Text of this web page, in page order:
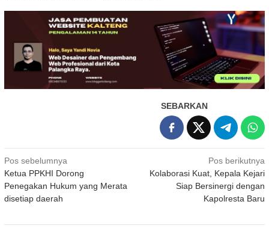
SEBARKAN
Navigasi
pos
Pos sebelumnya
Ketua PPKHI Dorong
Penegakan Hukum yang Merata
disetiap daerah
Pos berikutnya
Kolaborasi Kuat, Kepala Kejari
Siap Bersinergi dengan
Kapolresta Baru